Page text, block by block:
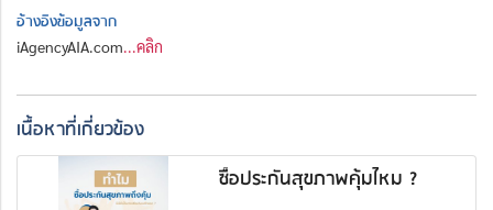
อ้างอิงข้อมูลจาก
iAgencyAIA.com...คลิก
เนื้อหาที่เกี่ยวข้อง
ซื้อประกันสุขภาพคุ้มไหม ?